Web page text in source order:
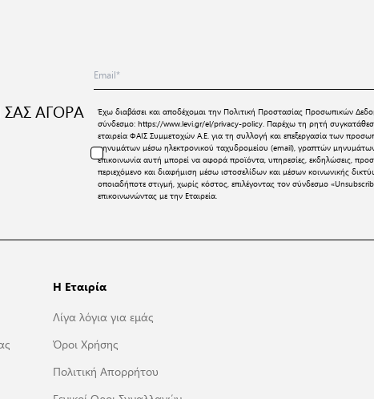
ΑΓΟΡΑ Έχω διαβάσει και αποδέχομαι την Πολιτική Προστασίας Προσωπικών
σύνδεσμο:https://www.levi.gr/el/privacy-policy. Παρέχω τη ρητή
εταιρεία ΦΑΙΣ Συμμετοχών Α.Ε. για τη συλλογή και επεξεργασία των
μηνυμάτων μέσω ηλεκτρονικού ταχυδρομείου (email), γραπτών
επικοινωνία αυτή μπορεί να αφορά προϊόντα, υπηρεσίες, εκδηλώσεις,
περιεχόμενο και διαφήμιση μέσω ιστοσελίδων και μέσων κοινωνικής
οποιαδήποτε στιγμή, χωρίς κόστος, επιλέγοντας τον σύνδεσμο
επικοινωνώντας με την Εταιρεία.
Η Εταιρία
Λίγα λόγια για εμάς
Όροι Χρήσης
Πολιτική Απορρήτου